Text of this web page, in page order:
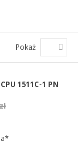
Pokaż
1511C-1 PN